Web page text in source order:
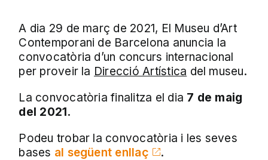
A dia 29 de març de 2021, El Museu d’Art
Contemporani de Barcelona anuncia la
convocatòria d’un concurs internacional
per proveir la Direcció Artística del museu.
La convocatòria finalitza el dia 7 de maig
del 2021.
Podeu trobar la convocatòria i les seves
bases al següent enllaç .